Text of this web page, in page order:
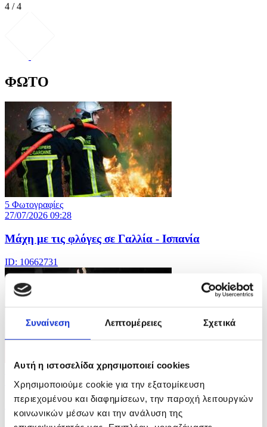
Συναίνεση Λεπτομέρειες Σχετικά
Αυτή η ιστοσελίδα χρησιμοποιεί cookies
Χρησιμοποιούμε cookie για την εξατομίκευση
περιεχομένου και διαφημίσεων, την παροχή λειτουργιών
κοινωνικών μέσων και την ανάλυση της
4 / 4
ΦΩΤΟ
5 Φωτογραφίες
27/07/2026 09:28
Μάχη με τις φλόγες σε Γαλλία - Ισπανία
ID: 10662731
5 Φωτογραφίες
27/07/2026 09:24
Κοινοπολιτειακοί Αγώνες στη Γλασκώβη